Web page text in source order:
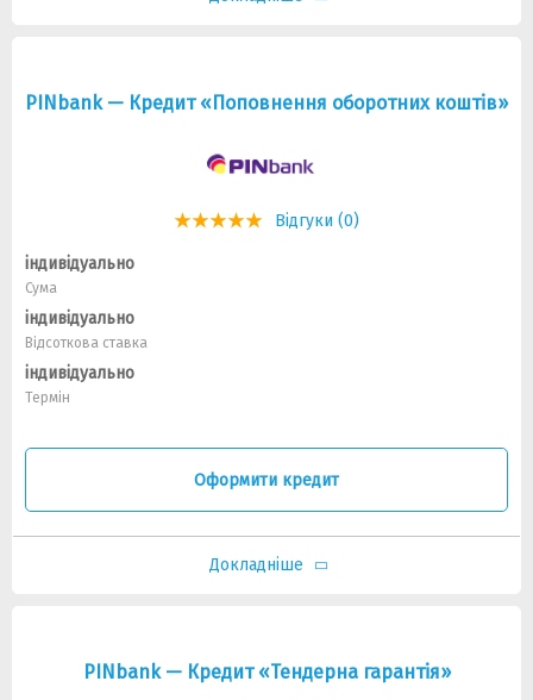
PINbank — Кредит «Поповнення оборотних коштів»
Відгуки (0)
індивідуально
Сума
індивідуально
Відсоткова ставка
індивідуально
Термін
Оформити кредит
Докладніше
PINbank — Кредит «Тендерна гарантія»